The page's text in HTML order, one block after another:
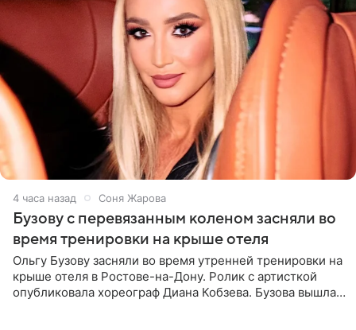
4 часа назад Соня Жарова
Бузову с перевязанным коленом засняли во
время тренировки на крыше отеля
Ольгу Бузову засняли во время утренней тренировки на
крыше отеля в Ростове-на-Дону. Ролик с артисткой
опубликовала хореограф Диана Кобзева. Бузова вышла